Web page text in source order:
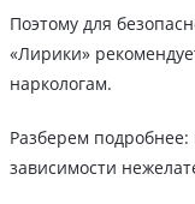
Поэтому для
«Лирики»
наркологам.
Разберем подробнее:
зависимости